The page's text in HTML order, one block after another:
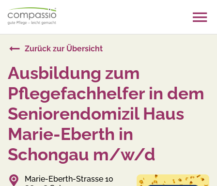
content
Zurück zur Übersicht
Ausbildung zum
Pflegefachhelfer in dem
Seniorendomizil Haus
Marie-Eberth in
Schongau m/w/d
Marie-Eberth-Strasse 10